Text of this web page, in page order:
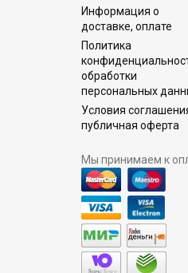
Информация о
доставке, оплате
Политика
обработки
персональных
Условия
публичная оферта
Мы принимаем к